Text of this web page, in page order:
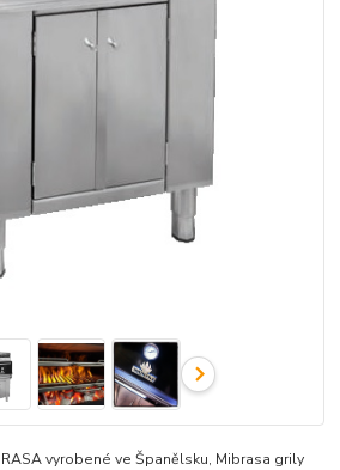
vyrobené ve Španělsku, Mibrasa grily